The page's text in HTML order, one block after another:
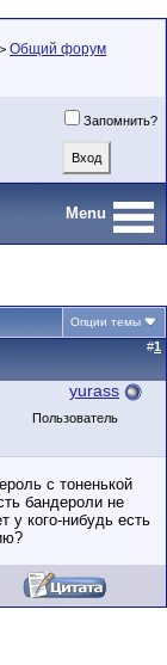
> Общий форум
Запомнить?
Menu
Опции темы
#1
yurass
Пользователь
с тоненькой
бандероли не
у кого-нибудь есть